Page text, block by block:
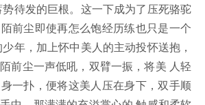
待发的巨根。这一下成为了压死骆驼
前尘即使再怎么饱经历练也只是一个
年，加上怀中美人的主动投怀送抱，
前尘一声低吼，双臂一振，将美 人轻
一扑，便将这美人压在身下，双手顺